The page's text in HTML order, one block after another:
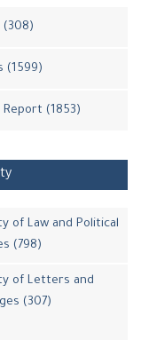
(308)
(1599)
(1853)
of Law and Political
(798)
of Letters and
(307)